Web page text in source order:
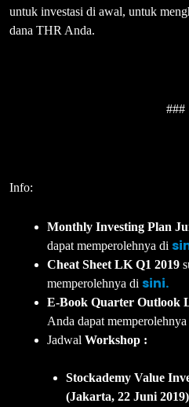
untuk investasi di awal, untuk
dana THR Anda.
###
Info:
Monthly Investing Plan
dapat memperolehnya di
Cheat Sheet LK Q1 2019
memperolehnya di sini.
E-Book Quarter Outlook
Anda dapat memperolehnya
Jadwal Workshop :
Stockademy Value
(Jakarta, 22 Juni 2019)